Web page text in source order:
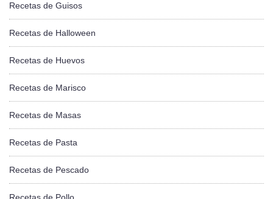
Recetas de Guisos
Recetas de Halloween
Recetas de Huevos
Recetas de Marisco
Recetas de Masas
Recetas de Pasta
Recetas de Pescado